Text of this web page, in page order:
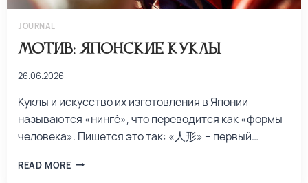
JOURNAL
Мотив: японские куклы
26.06.2026
Куклы и искусство их изготовления в Японии
называются «нингё», что переводится как «формы
человека». Пишется это так: «人形» – первый…
READ MORE